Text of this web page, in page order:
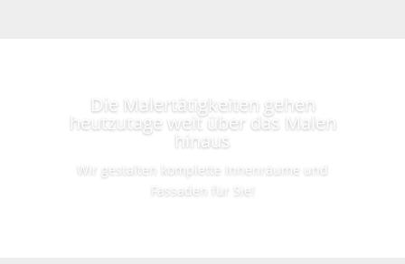
Die Malertätigkeiten gehen
heutzutage weit über das Malen
hinaus
Wir gestalten komplette Innenräume und
Fassaden für Sie!